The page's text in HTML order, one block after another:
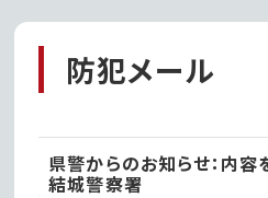
防犯メール
県警からのお知らせ：内容
結城警察署